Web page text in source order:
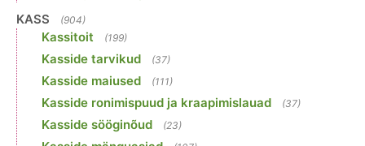
KASS (904)
Kassitoit (199)
Kasside tarvikud (37)
Kasside maiused (111)
Kasside ronimispuud ja kraapimislauad (37)
Kasside sööginõud (23)